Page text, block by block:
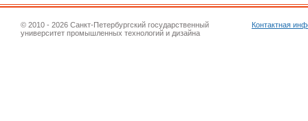
© 2010 - 2026 Санкт-Петербургский государственный
университет промышленных технологий и дизайна
Контактная